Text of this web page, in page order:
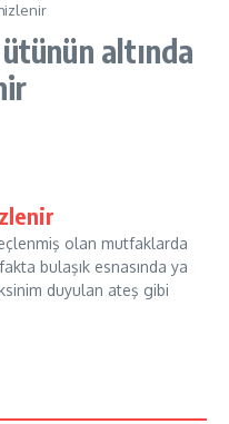
altında
olan mutfaklarda
bulaşık esnasında ya
duyulan ateş gibi